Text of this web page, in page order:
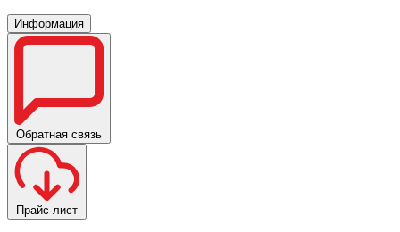
Информация
Обратная связь
Прайс-лист